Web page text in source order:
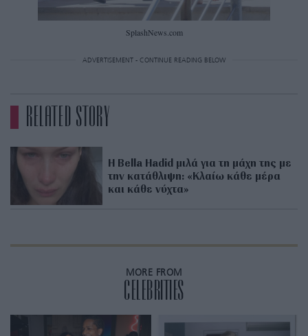
SplashNews.com
ADVERTISEMENT - CONTINUE READING BELOW
RELATED STORY
H Bella Hadid μιλά για τη μάχη της με
την κατάθλιψη: «Κλαίω κάθε μέρα
και κάθε νύχτα»
MORE FROM
CELEBRITIES